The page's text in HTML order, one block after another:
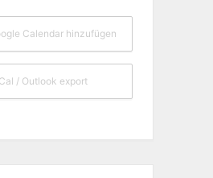
Calendar hinzufügen
/ Outlook export